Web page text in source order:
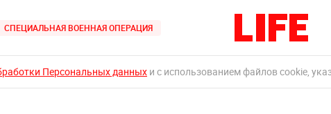
СПЕЦИАЛЬНАЯ ВОЕННАЯ ОПЕРАЦИЯ
Персональных данных и с использованием файлов cookie,